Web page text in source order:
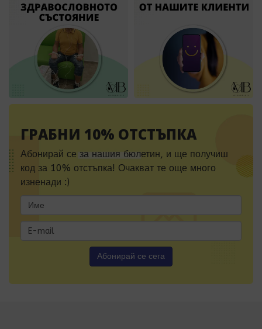
ГРАБНИ 10% ОТСТЪПКА
Абонирай се за нашия бюлетин, и ще получиш
код за 10% отстъпка! Очакват те още много
изненади :)